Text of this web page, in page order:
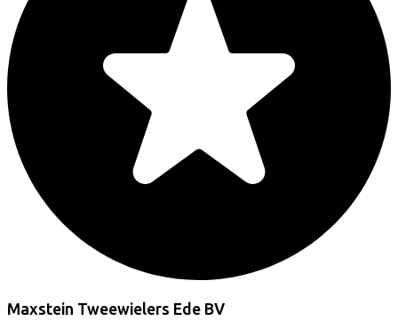
Maxstein Tweewielers Ede BV